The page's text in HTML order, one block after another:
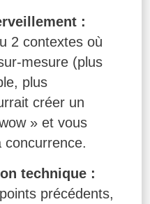
:
2 contextes où
mesure (plus
plus
créer un
» et vous
concurrence.
technique :
précédents,